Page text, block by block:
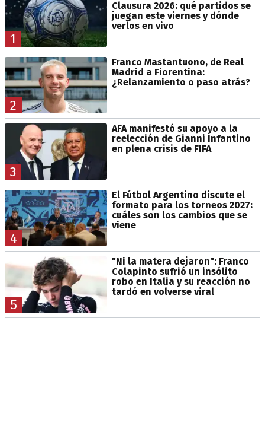
1
Clausura 2026: qué partidos se
juegan este viernes y dónde
verlos en vivo
2
Franco Mastantuono, de Real
Madrid a Fiorentina:
¿Relanzamiento o paso atrás?
3
AFA manifestó su apoyo a la
reelección de Gianni Infantino
en plena crisis de FIFA
4
El Fútbol Argentino discute el
formato para los torneos 2027:
cuáles son los cambios que se
viene
5
"Ni la matera dejaron": Franco
Colapinto sufrió un insólito
robo en Italia y su reacción no
tardó en volverse viral